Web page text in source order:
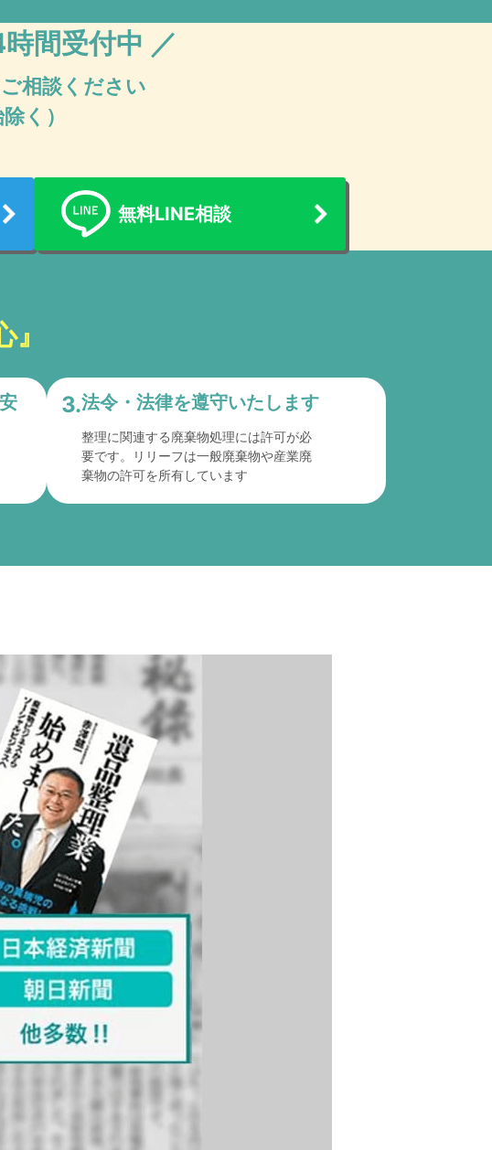
間受付中 ／
相談ください
く）
無料LINE相談
3.法令・法律を遵守いたします
整理に関連する廃棄物処理には許可が必
要です。リリーフは一般廃棄物や産業廃
棄物の許可を所有しています